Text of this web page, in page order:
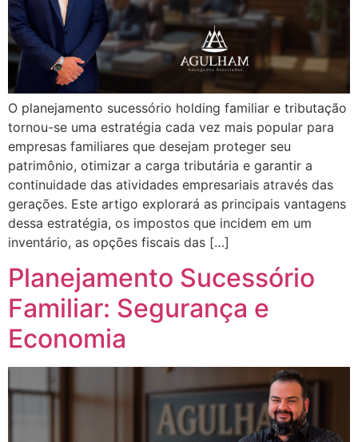
O planejamento sucessório holding familiar e tributação
tornou-se uma estratégia cada vez mais popular para
empresas familiares que desejam proteger seu
patrimônio, otimizar a carga tributária e garantir a
continuidade das atividades empresariais através das
gerações. Este artigo explorará as principais vantagens
dessa estratégia, os impostos que incidem em um
inventário, as opções fiscais das […]
Planejamento Sucessório
Familiar: Segurança e
Economia